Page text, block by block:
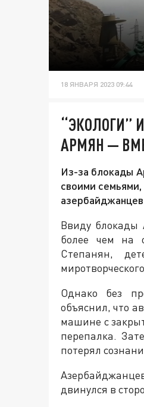
18 ЯНВАРЯ 2023 09:44
“ЭКОЛОГИ”
АРМЯН —
Из-за блокады
своими
Ввиду блокады
более чем на
Степанян,
Однако без
объяснил, что
машине с
перепалка.
потерял
двинулся в